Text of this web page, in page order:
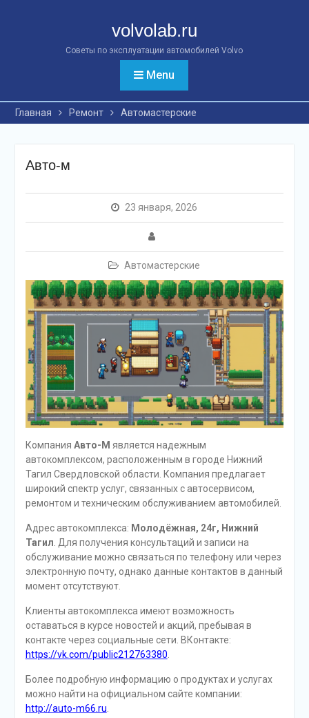
volvolab.ru
Советы по эксплуатации автомобилей Volvo
Menu
Главная Ремонт Автомастерские
Авто-м
23 января, 2026
Автомастерские
Компания Авто-М является надежным
автокомплексом, расположенным в городе Нижний
Тагил Свердловской области. Компания предлагает
широкий спектр услуг, связанных с автосервисом,
ремонтом и техническим обслуживанием автомобилей.
Адрес автокомплекса: Молодёжная, 24г, Нижний
Тагил. Для получения консультаций и записи на
обслуживание можно связаться по телефону или через
электронную почту, однако данные контактов в данный
момент отсутствуют.
Клиенты автокомплекса имеют возможность
оставаться в курсе новостей и акций, пребывая в
контакте через социальные сети. ВКонтакте:
https://vk.com/public212763380.
Более подробную информацию о продуктах и услугах
можно найти на официальном сайте компании:
http://auto-m66.ru.